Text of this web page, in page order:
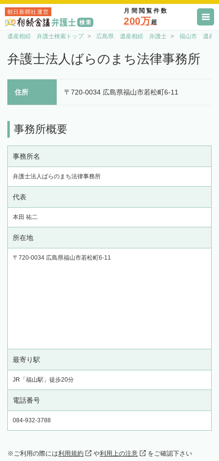
朝日新聞社運営 月間閲覧件数
200万超
遺産相続 弁護士検索トップ 広島県 遺産相続 弁護士 福山市 遺産
弁護士法人ばらのまち法律事務所
住所 〒720-0034 広島県福山市若松町6-11
事務所概要
事務所名
弁護士法人ばらのまち法律事務所
代表
本田 祐二
所在地
〒720-0034 広島県福山市若松町6-11
最寄り駅
JR「福山駅」徒歩20分
電話番号
084-932-3788
ご利用の際には利用規約 や利用上の注意 をご確認下さい